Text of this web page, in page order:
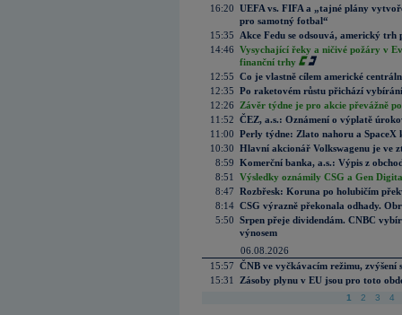
16:20 UEFA vs. FIFA a „tajné plány
pro samotný fotbal“
15:35
Akce Fedu se odsouvá, americký
14:46 Vysychající řeky a ničivé požáry v
finanční trhy
12:55 Co je vlastně cílem americké
12:35 Po raketovém růstu přichází
12:26
Závěr týdne je pro akcie převážně
11:52 ČEZ, a.s.: Oznámení o výplatě
11:00 Perly týdne: Zlato nahoru a SpaceX
10:30 Hlavní akcionář Volkswagenu je ve
8:59 Komerční banka, a.s.: Výpis z
8:51
Výsledky oznámily CSG a Gen
8:47 Rozbřesk: Koruna po holubičím
8:14 CSG výrazně překonala odhady.
5:50 Srpen přeje dividendám. CNBC
výnosem
06.08.2026
15:57 ČNB ve vyčkávacím režimu, zvýšení
15:31
Zásoby plynu v EU jsou pro toto
1 2 3 4